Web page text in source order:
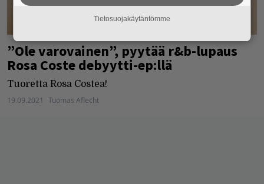
”Ole varovainen”, pyytää r&b-lupaus
Rosa Coste debyytti-ep:llä
Tuoretta Rosa Costea!
19.09.2021 Tuomas Aflecht
Tietosuojakäytäntömme